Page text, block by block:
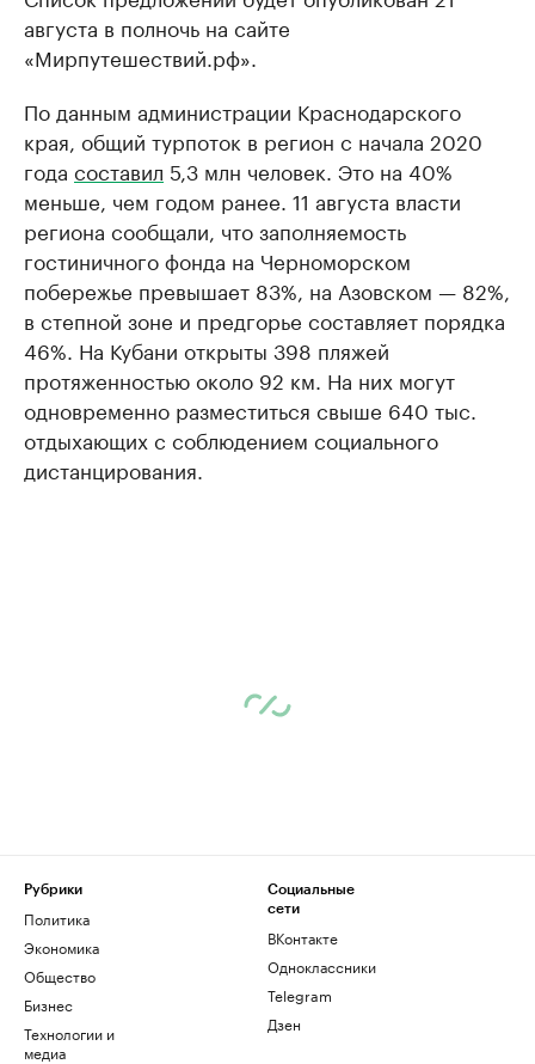
августа в полночь на сайте
«Мирпутешествий.рф».
По данным администрации Краснодарского
края, общий турпоток в регион с начала 2020
года составил 5,3 млн человек. Это на 40%
меньше, чем годом ранее. 11 августа власти
региона сообщали, что заполняемость
гостиничного фонда на Черноморском
побережье превышает 83%, на Азовском — 82%,
в степной зоне и предгорье составляет порядка
46%. На Кубани открыты 398 пляжей
протяженностью около 92 км. На них могут
одновременно разместиться свыше 640 тыс.
отдыхающих с соблюдением социального
дистанцирования.
Рубрики
Политика
Экономика
Общество
Бизнес
Технологии и
медиа
Социальные
сети
ВКонтакте
Одноклассники
Telegram
Дзен